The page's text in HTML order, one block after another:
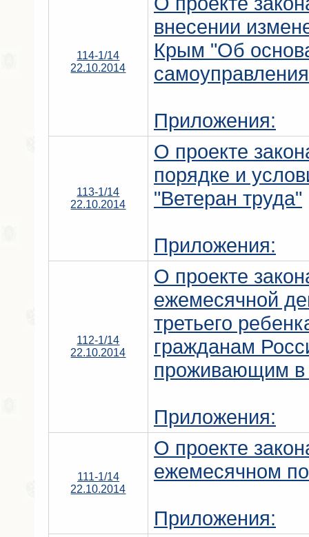
114-1/14
22.10.2014
внесении
Крым "Об
Приложения:
113-1/14
22.10.2014
О проекте
порядке и
"Ветеран труда"
Приложения:
112-1/14
22.10.2014
О проекте
ежемесячной
третьего
гражданам
проживающим в
Приложения:
111-1/14
22.10.2014
О проекте
ежемесячном
Приложения: